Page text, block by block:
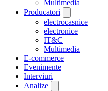
Multimedia
Producatori
electrocasnice
electronice
IT&C
Multimedia
E-commerce
Evenimente
Interviuri
Analize